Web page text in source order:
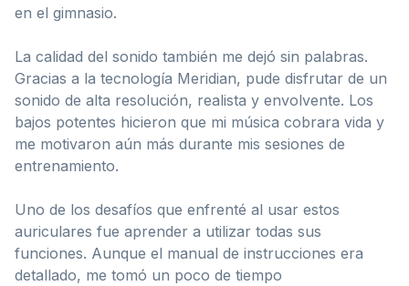
en el gimnasio.
La calidad del sonido también me dejó sin palabras.
Gracias a la tecnología Meridian, pude disfrutar de un
sonido de alta resolución, realista y envolvente. Los
bajos potentes hicieron que mi música cobrara vida y
me motivaron aún más durante mis sesiones de
entrenamiento.
Uno de los desafíos que enfrenté al usar estos
auriculares fue aprender a utilizar todas sus
funciones. Aunque el manual de instrucciones era
detallado, me tomó un poco de tiempo